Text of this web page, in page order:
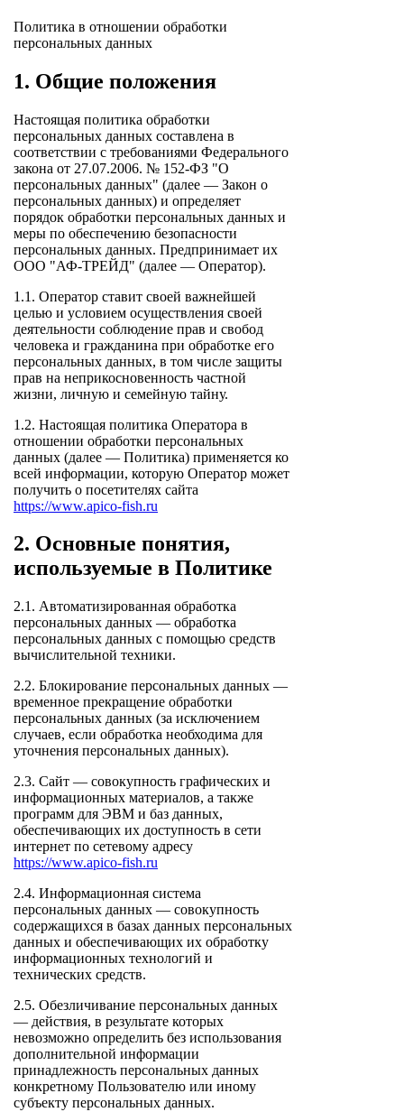
Политика в отношении обработки
персональных данных
1. Общие положения
Настоящая политика обработки
персональных данных составлена в
соответствии с требованиями Федерального
закона от 27.07.2006. № 152-ФЗ "О
персональных данных" (далее — Закон о
персональных данных) и определяет
порядок обработки персональных данных и
меры по обеспечению безопасности
персональных данных. Предпринимает их
ООО "АФ-ТРЕЙД" (далее — Оператор).
1.1. Оператор ставит своей важнейшей
целью и условием осуществления своей
деятельности соблюдение прав и свобод
человека и гражданина при обработке его
персональных данных, в том числе защиты
прав на неприкосновенность частной
жизни, личную и семейную тайну.
1.2. Настоящая политика Оператора в
отношении обработки персональных
данных (далее — Политика) применяется ко
всей информации, которую Оператор может
получить о посетителях сайта
https://www.apico-fish.ru
2. Основные понятия,
используемые в Политике
2.1. Автоматизированная обработка
персональных данных — обработка
персональных данных с помощью средств
вычислительной техники.
2.2. Блокирование персональных данных —
временное прекращение обработки
персональных данных (за исключением
случаев, если обработка необходима для
уточнения персональных данных).
2.3. Сайт — совокупность графических и
информационных материалов, а также
программ для ЭВМ и баз данных,
обеспечивающих их доступность в сети
интернет по сетевому адресу
https://www.apico-fish.ru
2.4. Информационная система
персональных данных — совокупность
содержащихся в базах данных персональных
данных и обеспечивающих их обработку
информационных технологий и
технических средств.
2.5. Обезличивание персональных данных
— действия, в результате которых
невозможно определить без использования
дополнительной информации
принадлежность персональных данных
конкретному Пользователю или иному
субъекту персональных данных.